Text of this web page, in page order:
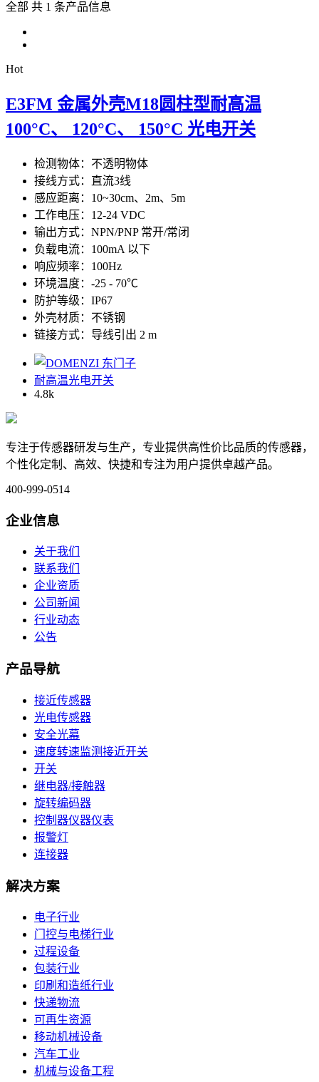
全部 共 1 条产品信息
Hot
E3FM 金属外壳M18圆柱型耐高温
100°C、 120°C、 150°C 光电开关
检测物体：不透明物体
接线方式：直流3线
感应距离：10~30cm、2m、5m
工作电压：12-24 VDC
输出方式：NPN/PNP 常开/常闭
负载电流：100mA 以下
响应频率：100Hz
环境温度：-25 - 70℃
防护等级：IP67
外壳材质：不锈钢
链接方式：导线引出 2 m
耐高温光电开关
4.8k
专注于传感器研发与生产，专业提供高性价比品质的传感器，
个性化定制、高效、快捷和专注为用户提供卓越产品。
400-999-0514
企业信息
关于我们
联系我们
企业资质
公司新闻
行业动态
公告
产品导航
接近传感器
光电传感器
安全光幕
速度转速监测接近开关
开关
继电器/接触器
旋转编码器
控制器仪器仪表
报警灯
连接器
解决方案
电子行业
门控与电梯行业
过程设备
包装行业
印刷和造纸行业
快递物流
可再生资源
移动机械设备
汽车工业
机械与设备工程